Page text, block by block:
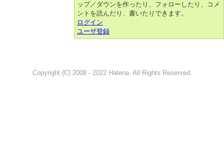
ップ／ダウンを作ったり、フォローしたり、コメ
ントを読んだり、書いたりできます。
ログイン
ユーザ登録
Copyright (C) 2008 - 2022 Hatena. All Rights Reserved.